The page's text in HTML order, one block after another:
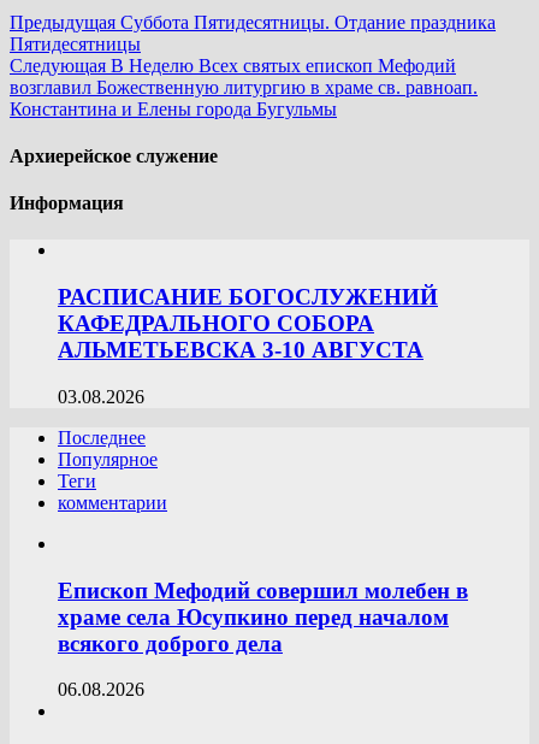
Предыдущая Суббота Пятидесятницы. Отдание праздника
Пятидесятницы
Следующая В Неделю Всех святых епископ Мефодий
возглавил Божественную литургию в храме св. равноап.
Константина и Елены города Бугульмы
Архиерейское служение
Информация
РАСПИСАНИЕ БОГОСЛУЖЕНИЙ
КАФЕДРАЛЬНОГО СОБОРА
АЛЬМЕТЬЕВСКА 3-10 АВГУСТА
03.08.2026
Последнее
Популярное
Теги
комментарии
Епископ Мефодий совершил молебен в
храме села Юсупкино перед началом
всякого доброго дела
06.08.2026